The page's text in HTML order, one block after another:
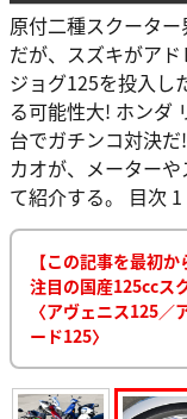
原付二種スクータ
だが、スズキがア
ジョグ125を投入し
る可能性大! ホンダ
台でガチンコ対決
カオが、メーター
て紹介する。 目次
【この記事を最初か
注目の国産125ccス
〈アヴェニス125
ード125〉